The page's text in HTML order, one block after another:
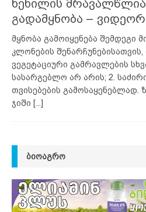
ხეხილის
გადამყნობა –
მყნობა გამოიყენება შემდეგი
კლონების
ვეგეტაციური გამრავლების
სასარგებლო არ არის; 2.
თვისებების გამოსაყენებლად.
ჯიში [...]
ᲑᲘᲝᲐᲒᲠᲝ